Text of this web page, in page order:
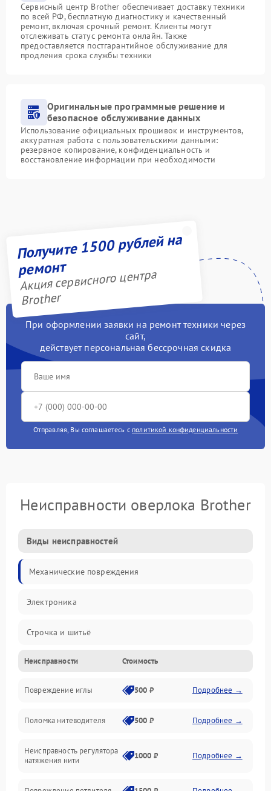
Сервисный центр Brother обеспечивает доставку техники
по всей РФ, бесплатную диагностику и качественный
ремонт, включая срочный ремонт. Клиенты могут
отслеживать статус ремонта онлайн. Также
предоставляется постгарантийное обслуживание для
продления срока службы техники
Оригинальные программные решение и
безопасное обслуживание данных
Использование официальных прошивок и инструментов,
аккуратная работа с пользовательскими данными:
резервное копирование, конфиденциальность и
восстановление информации при необходимости
Получите 1500 рублей на
ремонт
Акция сервисного центра
Brother
При оформлении заявки на ремонт техники через
сайт,
действует персональная бессрочная скидка
Отправляя, Вы соглашаетесь с политикой конфиденциальности
Неисправности оверлока Brother
Виды неисправностей
Механические повреждения
Электроника
Строчка и шитьё
Прочие неисправности
Подача ткани
Игловодитель и механизмы
Ножи и обрезка
Шпульки, нити и заправка
Неисправности Стоимость
Повреждение иглы 500 ₽ Подробнее →
Поломка нитеводителя 500 ₽ Подробнее →
Неисправность регулятора
натяжения нити
1000 ₽ Подробнее →